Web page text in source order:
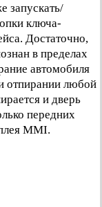
запускать/
ключа-
Достаточно,
в пределах
автомобиля
отпирании любой
и дверь
передних
MMI.